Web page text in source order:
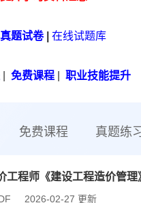
题试卷| 在线试题库
免费课程 职业技能提升
免费课程 真题练
工程师《建设工程造价管理
2026-02-27 更新